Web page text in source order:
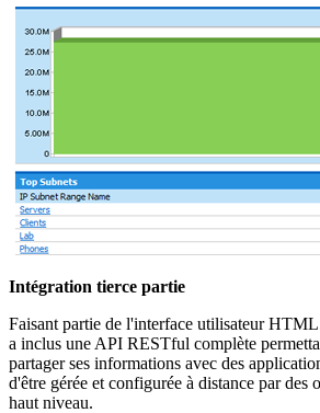
Intégration tierce partie
Faisant partie de l'interface utilisateur
a inclus une API RESTful complète
partager ses informations avec des
d'être gérée et configurée à distance par des
haut niveau.